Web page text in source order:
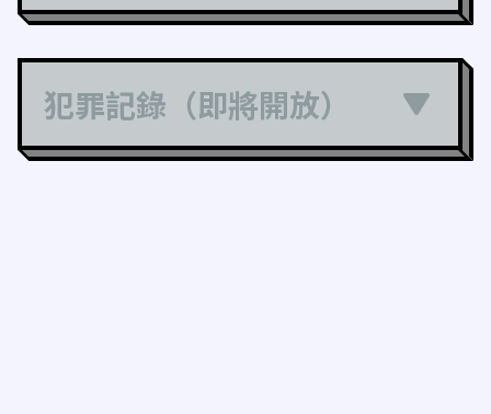
犯罪記錄（即將開放）